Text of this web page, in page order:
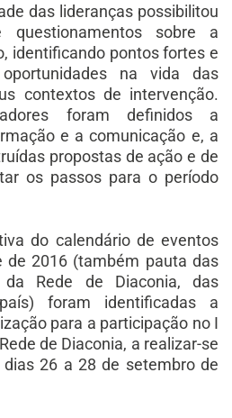
das lideranças possibilitou
questionamentos sobre a
identificando pontos fortes e
na vida das
contextos de intervenção.
foram definidos a
e a comunicação e, a
propostas de ação e de
os passos para o período
do calendário de eventos
de 2016 (também pauta das
da Rede de Diaconia, das
foram identificadas a
para a participação no I
de Diaconia, a realizar-se
dias 26 a 28 de setembro de